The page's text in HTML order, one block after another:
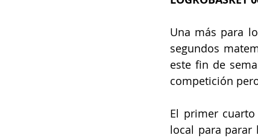
Una más para
segundos
este fin de
competición
El primer
local para parar